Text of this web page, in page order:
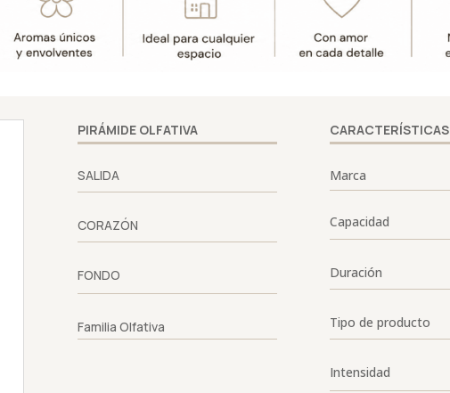
PIRÁMIDE OLFATIVA
SALIDA
CORAZÓN
FONDO
Familia Olfativa
CARACTERÍSTICAS
Marca
Capacidad
Duración
Tipo de producto
Intensidad